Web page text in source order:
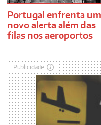
Portugal enfrenta um
novo alerta além das
filas nos aeroportos
Publicidade